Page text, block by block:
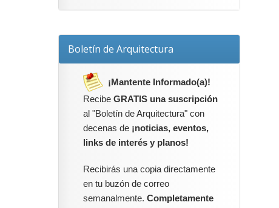
Boletín de Arquitectura
¡Mantente Informado(a)!
Recibe GRATIS una suscripción
al "Boletín de Arquitectura" con
decenas de ¡noticias, eventos,
links de interés y planos!
Recibirás una copia directamente
en tu buzón de correo
semanalmente. Completamente